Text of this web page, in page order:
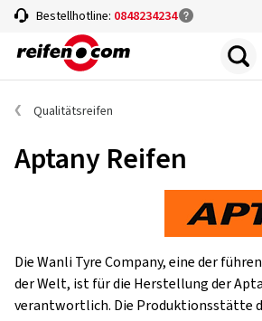
Bestellhotline: 0848234234
Qualitätsreifen
Aptany Reifen
Die Wanli Tyre Company, eine der
der Welt, ist für die Herstellung der
verantwortlich. Die Produktionsstätte